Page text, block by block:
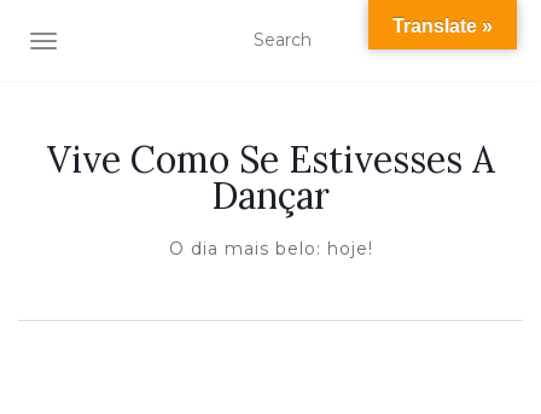
TOGGLE NAVIGATION
Vive Como Se Estivesses A
Dançar
O dia mais belo: hoje!
Translate »